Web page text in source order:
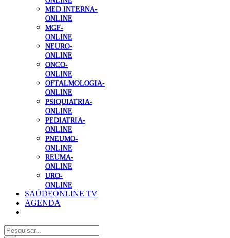
MED.INTERNA-
ONLINE
MGF-
ONLINE
NEURO-
ONLINE
ONCO-
ONLINE
OFTALMOLOGIA-
ONLINE
PSIQUIATRIA-
ONLINE
PEDIATRIA-
ONLINE
PNEUMO-
ONLINE
REUMA-
ONLINE
URO-
ONLINE
SAÚDEONLINE TV
AGENDA
Pesquisar